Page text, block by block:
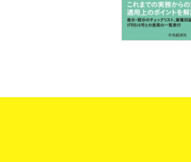
QⅡ-3-18 借
QⅡ-3-19 建設
QⅡ-4-1 セー